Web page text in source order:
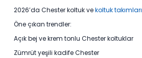
2026’da Chester koltuk vekoltuk takımları
Öne çıkan trendler:
Açık bej ve krem tonlu Chester koltuklar
Zümrüt yeşili kadife Chester